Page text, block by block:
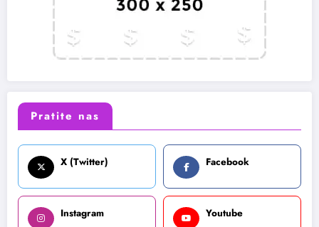
Pratite nas
X (Twitter) Facebook
Instagram Youtube